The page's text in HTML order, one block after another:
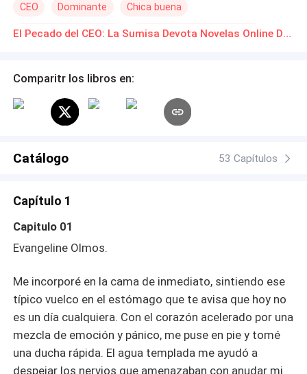
veintiún años armada con una fe inquebrantable, faldas
recatadas y una inocencia tan translúcida como el cristal.
objetivo se trazó con una claridad matemática desde el
forzarla a pecar y quemar su rectitud en el fuego de una
lujuria que ella jamás imaginó experimentar. No
arrodillada, completamente sumisa ante su poder,
CEO Dominante Chica buena
Relación en la Oficina Desafío a las Expectativas El Pecado del CEO: La Sumisa Devota Novelas Online Descarga gratuita de PDF
Comparitr los libros en:
Catálogo 53 Capítulos
Capítulo 1
Capitulo 01
Evangeline Olmos.
Me incorporé en la cama de inmediato, sintiendo ese
típico vuelco en el estómago que te avisa que hoy no
es un día cualquiera. Con el corazón acelerado por una
mezcla de emoción y pánico, me puse en pie y tomé
una ducha rápida. El agua templada me ayudó a
despejar los nervios que amenazaban con anudar mi